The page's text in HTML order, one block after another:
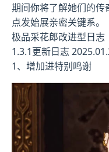
期间你将了解她们的
点发始展亲密关键系。
极品采花郎改进型日志
1.3.1更新日志
1、增加进特别鸣谢